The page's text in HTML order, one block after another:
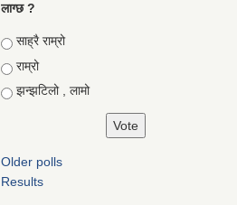
लाग्छ ?
Choices
साह्रै राम्रो
राम्रो
झन्झटिलो , लामो
Older polls
Results